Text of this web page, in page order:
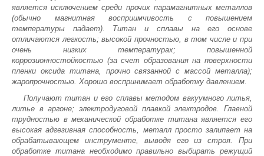
является исключением среди прочих парамагнитных металлов
(обычно магнитная восприимчивость с повышением
температуры падает). Титан и сплавы на его основе
отличаются легкость; высокой прочностью, в том числе и при
очень низких температурах; повышенной
коррозионностойкостью (за счет образования на поверхности
пленки оксида титана, прочно связанной с массой металла);
жаропрочностью. Хорошо воспринимает обработку давлением.
Получают титан и его сплавы методом вакуумного литья,
литье в аргоне; электродуговой плавкой электродов. Главной
трудностью в механической обработке титана является его
высокая адгезивная способность, металл просто залипает на
обрабатывающем инструменте, выводя его из строя. При
обработке титана необходимо правильно выбирать режущий